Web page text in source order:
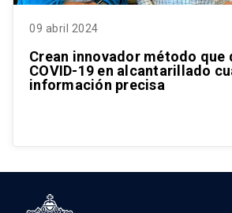
09 abril 2024
Crean innovador método que
COVID-19 en alcantarillado
información precisa